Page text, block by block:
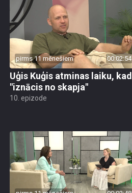
pirms 11 mēnešiem 00:02:54
Uģis Kuģis atminas laiku, kad
"iznācis no skapja"
10. epizode